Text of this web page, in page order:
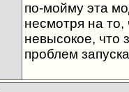
по-мойму эта
несмотря на
невысокое, что
проблем